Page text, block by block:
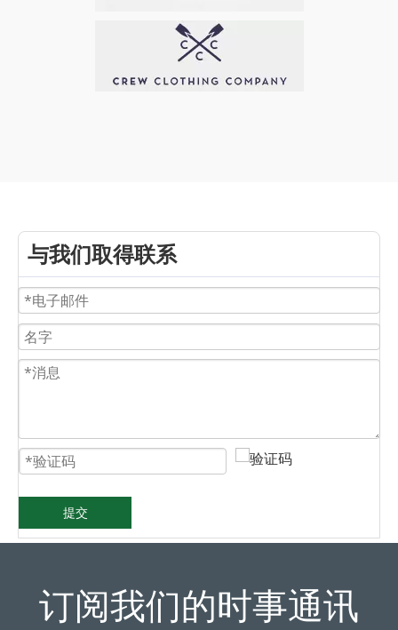
与我们取得联系
提交
订阅我们的时事通讯